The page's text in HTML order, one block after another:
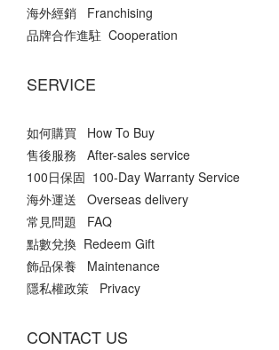
海外經銷 Franchising
品牌合作進駐 Cooperation
SERVICE
如何購買 How To Buy
售後服務 After-sales service
100日保固 100-Day Warranty Service
海外運送 Overseas delivery
常見問題 FAQ
點數兌換 Redeem Gift
飾品保養 Maintenance
隱私權政策 Privacy
CONTACT US